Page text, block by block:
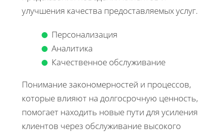
улучшения качества предоставляемых услуг.
Персонализация
Аналитика
Качественное обслуживание
Понимание закономерностей и процессов,
которые влияют на долгосрочную ценность,
помогает находить новые пути для усиления
клиентов через обслуживание высокого